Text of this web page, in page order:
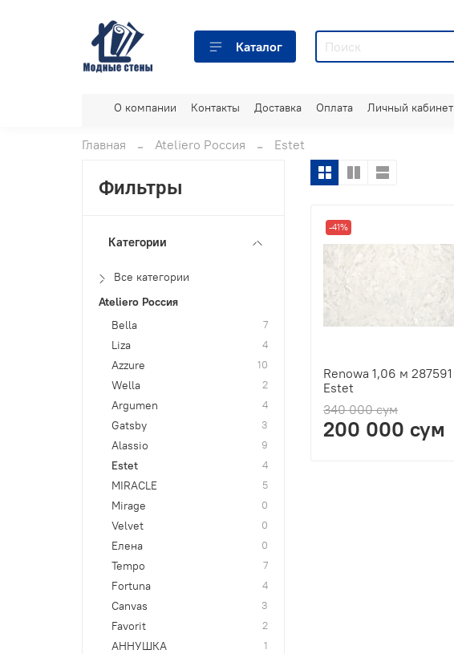
Каталог
О компании Контакты Доставка Оплата Личный кабинет
Главная Ateliero Россия Estet
-41%
Renowa 1,06 м 287591
Estet
340 000 сум
200 000 сум
Фильтры
Категории
Все категории
Ateliero Россия
Bella
7
Liza 4
Azzure 10
Wella 2
Argumen 4
Gatsby 3
Alassio 9
Estet 4
MIRACLE 5
Mirage 0
Velvet 0
Елена 0
Tempo 7
Fortuna 4
Canvas 3
Favorit 2
АННУШКА 1